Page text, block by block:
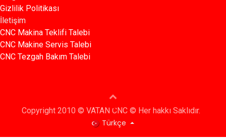
Gizlilik Politikası​​
İletişim
CNC Makina Teklifi Talebi
CNC Makine Servis Talebi
CNC Tezgah Bakım Talebi
Copyright 2010 © VATAN CNC © Her hakkı Saklıdır.
Türkçe